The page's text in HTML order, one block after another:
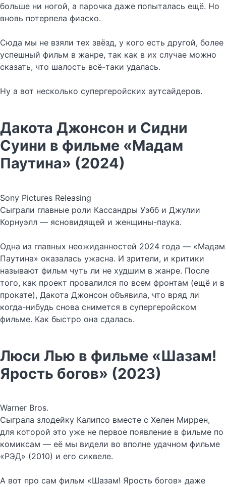
больше ни ногой, а парочка даже попыталась ещё. Но
вновь потерпела фиаско.
Сюда мы не взяли тех звёзд, у кого есть другой, более
успешный фильм в жанре, так как в их случае можно
сказать, что шалость всё-таки удалась.
Ну а вот несколько супергеройских аутсайдеров.
Дакота Джонсон и Сидни
Суини в фильме «Мадам
Паутина» (2024)
Sony Pictures Releasing
Сыграли главные роли Кассандры Уэбб и Джулии
Корнуэлл — ясновидящей и женщины-паука.
Одна из главных неожиданностей 2024 года — «Мадам
Паутина» оказалась ужасна. И зрители, и критики
называют фильм чуть ли не худшим в жанре. После
того, как проект провалился по всем фронтам (ещё и в
прокате), Дакота Джонсон объявила, что вряд ли
когда-нибудь снова снимется в супергеройском
фильме. Как быстро она сдалась.
Люси Лью в фильме «Шазам!
Ярость богов» (2023)
Warner Bros.
Сыграла злодейку Калипсо вместе с Хелен Миррен,
для которой это уже не первое появление в фильме по
комиксам — её мы видели во вполне удачном фильме
«РЭД» (2010) и его сиквеле.
А вот про сам фильм «Шазам! Ярость богов» даже